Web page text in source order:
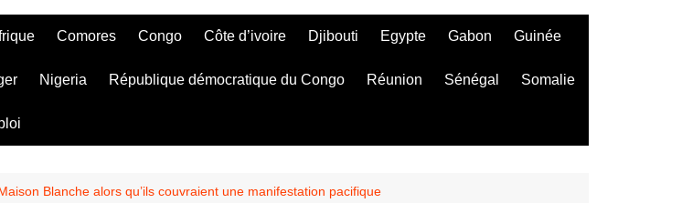
Comores Congo Côte d’ivoire Djibouti Egypte Gabon Guinée
Nigeria République démocratique du Congo Réunion Sénégal Somalie
Blanche alors qu’ils couvraient une manifestation pacifique